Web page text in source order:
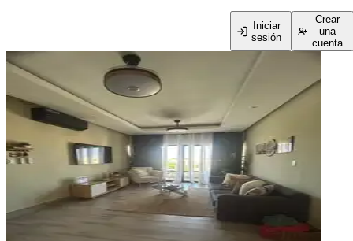
Iniciar
sesión
Crear
una
cuenta